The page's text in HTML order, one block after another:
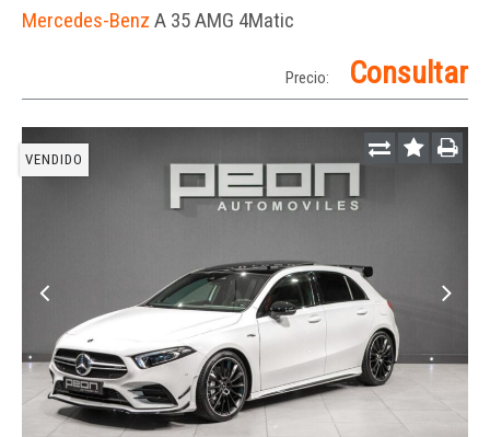
Mercedes-Benz A 35 AMG 4Matic
Precio: Consultar
VENDIDO